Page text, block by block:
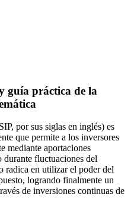
guía práctica de la
por sus siglas en inglés) es
que permite a los inversores
mediante aportaciones
fluctuaciones del
radica en utilizar el poder del
logrando finalmente un
de inversiones continuas de